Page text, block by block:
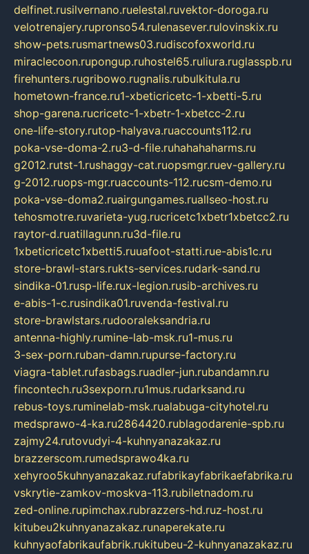
delfinet.rusilvernano.ruelestal.ruvektor-doroga.ru
velotrenajery.rupronso54.rulenasever.rulovinskix.ru
show-pets.rusmartnews03.rudiscofoxworld.ru
miraclecoon.rupongup.ruhostel65.ruliura.ruglasspb.ru
firehunters.rugribowo.rugnalis.rubulkitula.ru
hometown-france.ru1-xbeticricetc-1-xbetti-5.ru
shop-garena.rucricetc-1-xbetr-1-xbetcc-2.ru
one-life-story.rutop-halyava.ruaccounts112.ru
poka-vse-doma-2.ru3-d-file.ruhahahaharms.ru
g2012.rutst-1.rushaggy-cat.ruopsmgr.ruev-gallery.ru
g-2012.ruops-mgr.ruaccounts-112.rucsm-demo.ru
poka-vse-doma2.ruairgungames.ruallseo-host.ru
tehosmotre.ruvarieta-yug.rucricetc1xbetr1xbetcc2.ru
raytor-d.ruatillagunn.ru3d-file.ru
1xbeticricetc1xbetti5.ruuafoot-statti.rue-abis1c.ru
store-brawl-stars.rukts-services.rudark-sand.ru
sindika-01.rusp-life.rux-legion.rusib-archives.ru
e-abis-1-c.rusindika01.ruvenda-festival.ru
store-brawlstars.rudooraleksandria.ru
antenna-highly.rumine-lab-msk.ru1-mus.ru
3-sex-porn.ruban-damn.rupurse-factory.ru
viagra-tablet.rufasbags.ruadler-jun.rubandamn.ru
fincontech.ru3sexporn.ru1mus.rudarksand.ru
rebus-toys.ruminelab-msk.rualabuga-cityhotel.ru
medsprawo-4-ka.ru2864420.rublagodarenie-spb.ru
zajmy24.rutovudyi-4-kuhnyanazakaz.ru
brazzerscom.rumedsprawo4ka.ru
xehyroo5kuhnyanazakaz.rufabrikayfabrikaefabrika.ru
vskrytie-zamkov-moskva-113.rubiletnadom.ru
zed-online.rupimchax.rubrazzers-hd.ruz-host.ru
kitubeu2kuhnyanazakaz.runaperekate.ru
kuhnyaofabrikaufabrik.rukitubeu-2-kuhnyanazakaz.ru